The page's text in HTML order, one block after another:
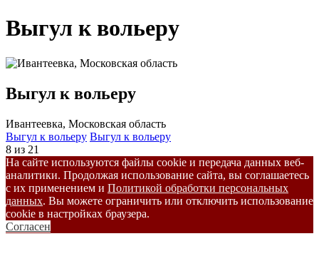
Выгул к вольеру
Выгул к вольеру
Ивантеевка, Московская область
Выгул к вольеру Выгул к вольеру
8 из 21
На сайте используются файлы cookie и передача данных веб-
аналитики. Продолжая использование сайта, вы соглашаетесь
с их применением и Политикой обработки персональных
данных. Вы можете ограничить или отключить использование
cookie в настройках браузера.
Согласен